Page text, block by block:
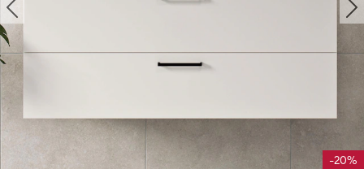
-20%